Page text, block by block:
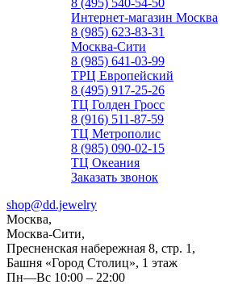
8 (495) 540-54-50
Интернет-магазин Москва
8 (985) 623-83-31
Москва-Сити
8 (985) 641-03-99
ТРЦ Европейский
8 (495) 917-25-26
ТЦ Голден Гросс
8 (916) 511-87-59
ТЦ Метрополис
8 (985) 090-02-15
ТЦ Океания
Заказать звонок
shop@dd.jewelry
Москва,
Москва-Сити,
Пресненская набережная 8, стр. 1,
Башня «Город Столиц», 1 этаж
Пн—Вс 10:00 – 22:00